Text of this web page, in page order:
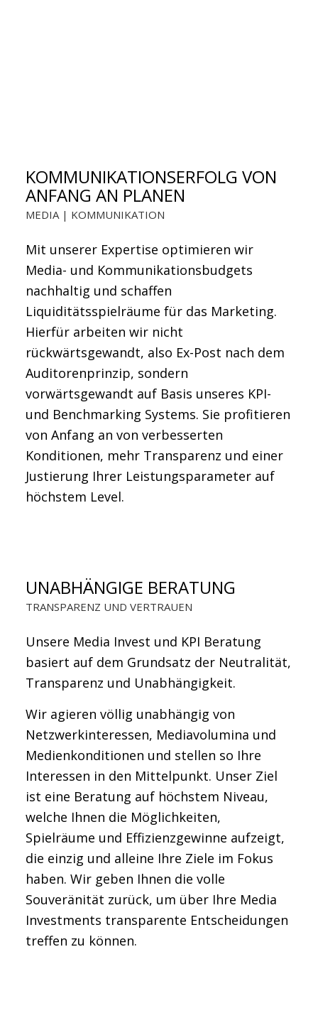
KOMMUNIKATIONSERFOLG VON
ANFANG AN PLANEN
MEDIA | KOMMUNIKATION
Mit unserer Expertise optimieren wir
Media- und Kommunikationsbudgets
nachhaltig und schaffen
Liquiditätsspielräume für das Marketing.
Hierfür arbeiten wir nicht
rückwärtsgewandt, also Ex-Post nach dem
Auditorenprinzip, sondern
vorwärtsgewandt auf Basis unseres KPI-
und Benchmarking Systems. Sie profitieren
von Anfang an von verbesserten
Konditionen, mehr Transparenz und einer
Justierung Ihrer Leistungsparameter auf
höchstem Level.
UNABHÄNGIGE BERATUNG
TRANSPARENZ UND VERTRAUEN
Unsere Media Invest und KPI Beratung
basiert auf dem Grundsatz der Neutralität,
Transparenz und Unabhängigkeit.
Wir agieren völlig unabhängig von
Netzwerkinteressen, Mediavolumina und
Medienkonditionen und stellen so Ihre
Interessen in den Mittelpunkt. Unser Ziel
ist eine Beratung auf höchstem Niveau,
welche Ihnen die Möglichkeiten,
Spielräume und Effizienzgewinne aufzeigt,
die einzig und alleine Ihre Ziele im Fokus
haben. Wir geben Ihnen die volle
Souveränität zurück, um über Ihre Media
Investments transparente Entscheidungen
treffen zu können.